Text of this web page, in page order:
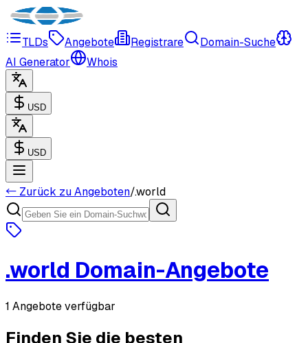
TLDs Angebote Registrare
Domain-Suche
AI Generator
Whois
USD
USD
← Zurück zu Angeboten/.world
.world Domain-Angebote
1 Angebote verfügbar
Finden Sie die besten